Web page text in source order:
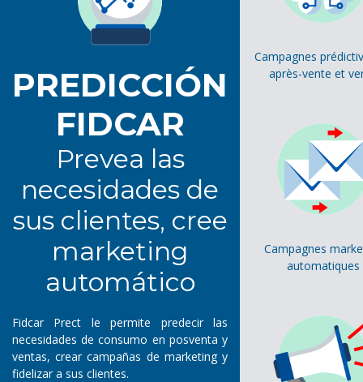
PREDICCIÓN
FIDCAR
Prevea las
necesidades de
sus clientes, cree
marketing
automático
Fidcar Prect le permite predecir las
necesidades de consumo en posventa y
ventas, crear campañas de marketing y
fidelizar a sus clientes.
Campagnes
après-vente et
Campagnes
automatiques